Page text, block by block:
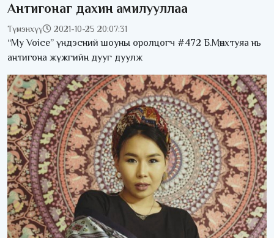
Антигонаг дахин амилууллаа
Түмэнхүү 2021-10-25 20:07:31
“My Voice” үндэсний шоуны оролцогч #472 Б.Мөнхтуяа нь
антигона жүжгийн дууг дуулж